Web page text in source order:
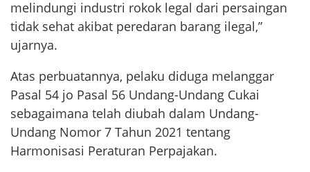
melindungi industri rokok legal dari persaingan
tidak sehat akibat peredaran barang ilegal,”
ujarnya.
Atas perbuatannya, pelaku diduga melanggar
Pasal 54 jo Pasal 56 Undang-Undang Cukai
sebagaimana telah diubah dalam Undang-
Undang Nomor 7 Tahun 2021 tentang
Harmonisasi Peraturan Perpajakan.